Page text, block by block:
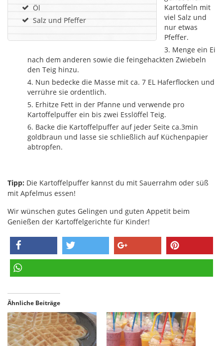
Öl
Salz und Pfeffer
Kartoffeln mit
viel Salz und
nur etwas
Pfeffer.
Menge ein Ei
nach dem anderen sowie die feingehackten Zwiebeln
den Teig hinzu.
Nun bedecke die Masse mit ca. 7 EL Haferflocken und
verrühre sie ordentlich.
Erhitze Fett in der Pfanne und verwende pro
Kartoffelpuffer ein bis zwei Esslöffel Teig.
Backe die Kartoffelpuffer auf jeder Seite ca.3min
goldbraun und lasse sie schließlich auf Küchenpapier
abtropfen.
Tipp: Die Kartoffelpuffer kannst du mit Sauerrahm oder süß
mit Apfelmus essen!
Wir wünschen gutes Gelingen und guten Appetit beim
Genießen der Kartoffelgerichte für Kinder!
teilen
Ähnliche Beiträge